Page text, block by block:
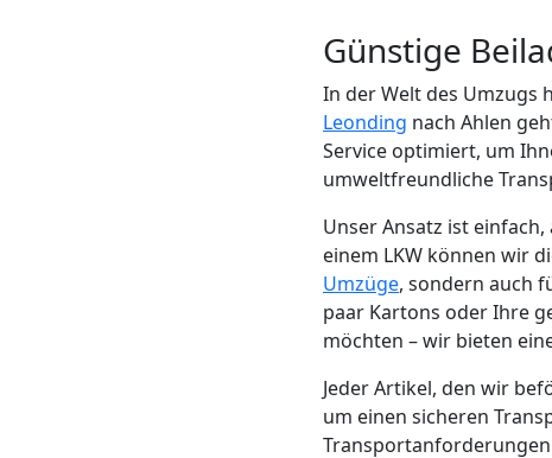
Günstige
In der Welt des Umzugs
Leonding nach Ahlen
Service optimiert, um
umweltfreundliche
Unser Ansatz ist
einem LKW können wir
Umzüge, sondern auch
paar Kartons oder Ihre
möchten – wir bieten
Jeder Artikel, den wir
um einen sicheren